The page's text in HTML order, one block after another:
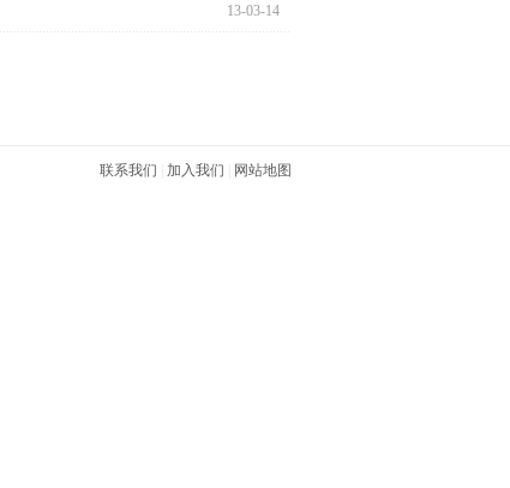
13-03-14
联系我们 加入我们 网站地图